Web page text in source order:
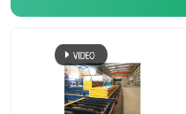
Glaswolleisolierung
rockwool Isolierung